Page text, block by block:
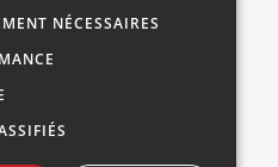
Gestion des cookies
NÉCESSAIRES